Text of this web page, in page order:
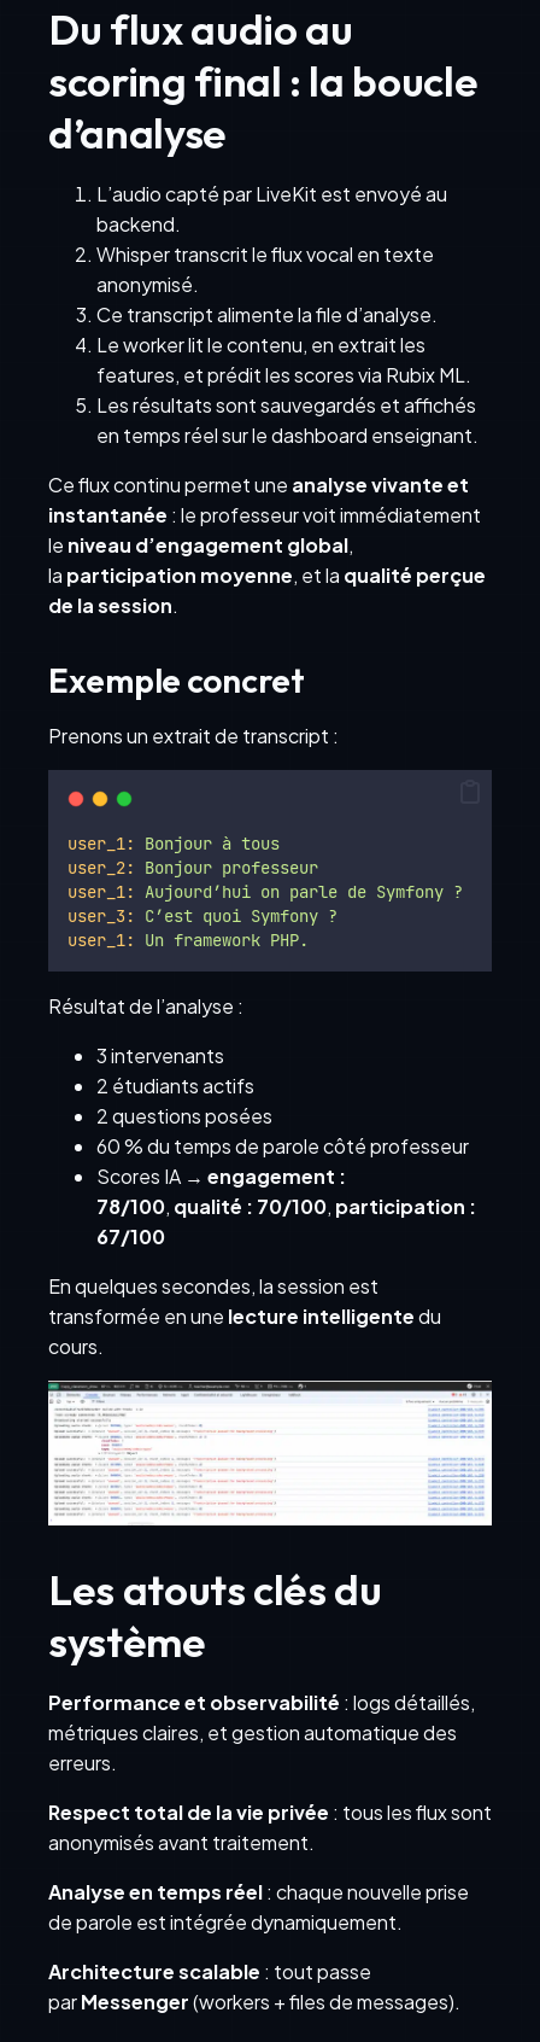
Du flux audio au
scoring final : la boucle
d’analyse
L’audio capté par LiveKit est envoyé au
backend.
Whisper transcrit le flux vocal en texte
anonymisé.
Ce transcript alimente la file d’analyse.
Le worker lit le contenu, en extrait les
features, et prédit les scores via Rubix ML.
Les résultats sont sauvegardés et affichés
en temps réel sur le dashboard enseignant.
Ce flux continu permet une analyse vivante et
instantanée : le professeur voit immédiatement
le niveau d’engagement global,
la participation moyenne, et la qualité perçue
de la session.
Exemple concret
Prenons un extrait de transcript :
user_1: Bonjour à tous
user_2:
Bonjour professeur
user_1: Aujourd’hui on parle de Symfony ?
user_3:
C’est quoi Symfony ?
user_1:
Un framework PHP.
Résultat de l’analyse :
3 intervenants
2 étudiants actifs
2 questions posées
60 % du temps de parole côté professeur
Scores IA → engagement :
78/100, qualité : 70/100, participation :
67/100
En quelques secondes, la session est
transformée en une lecture intelligentedu
cours.
Les atouts clés du
système
Performance et observabilité : logs détaillés,
métriques claires, et gestion automatique des
erreurs.
Respect total de la vie privée : tous les flux sont
anonymisés avant traitement.
Analyse en temps réel: chaque nouvelle prise
de parole est intégrée dynamiquement.
Architecture scalable : tout passe
parMessenger(workers + files de messages).